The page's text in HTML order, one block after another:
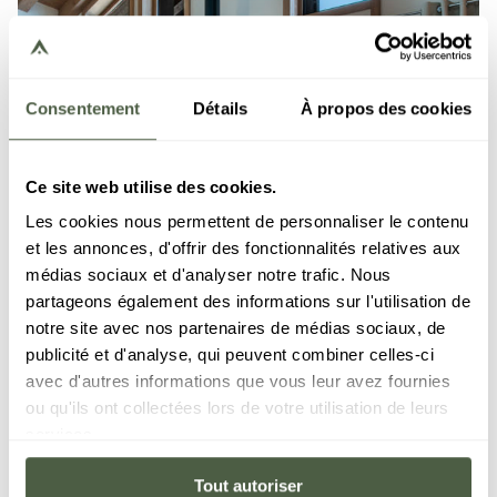
Consentement Détails À propos des cookies
Ce site web utilise des cookies.
Les cookies nous permettent de personnaliser le contenu
et les annonces, d'offrir des fonctionnalités relatives aux
médias sociaux et d'analyser notre trafic. Nous
partageons également des informations sur l'utilisation de
notre site avec nos partenaires de médias sociaux, de
publicité et d'analyse, qui peuvent combiner celles-ci
avec d'autres informations que vous leur avez fournies
ou qu'ils ont collectées lors de votre utilisation de leurs
Tout autoriser